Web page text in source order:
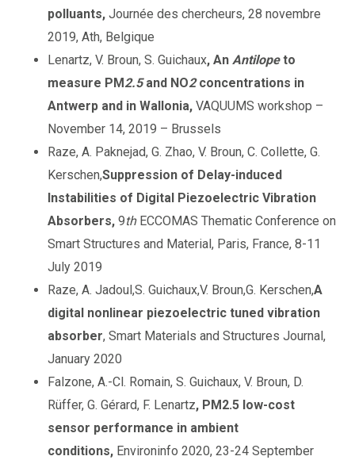
polluants, Journée des chercheurs, 28 novembre
2019, Ath, Belgique
Lenartz, V. Broun, S. Guichaux, An Antilopeto
measure PM2.5and NO2concentrations in
Antwerp and in Wallonia, VAQUUMS workshop –
November 14, 2019 – Brussels
Raze, A. Paknejad, G. Zhao, V. Broun, C. Collette, G.
Kerschen,Suppression of Delay-induced
Instabilities of Digital Piezoelectric Vibration
Absorbers, 9thECCOMAS Thematic Conference on
Smart Structures and Material, Paris, France, 8-11
July 2019
Raze, A. Jadoul,S. Guichaux,V. Broun,G. Kerschen,A
digital nonlinear piezoelectric tuned vibration
absorber, Smart Materials and Structures Journal,
January 2020
Falzone, A.-Cl. Romain, S. Guichaux, V. Broun, D.
Rüffer, G. Gérard, F. Lenartz, PM2.5 low-cost
sensor performance in ambient
conditions, Environinfo 2020, 23-24 September